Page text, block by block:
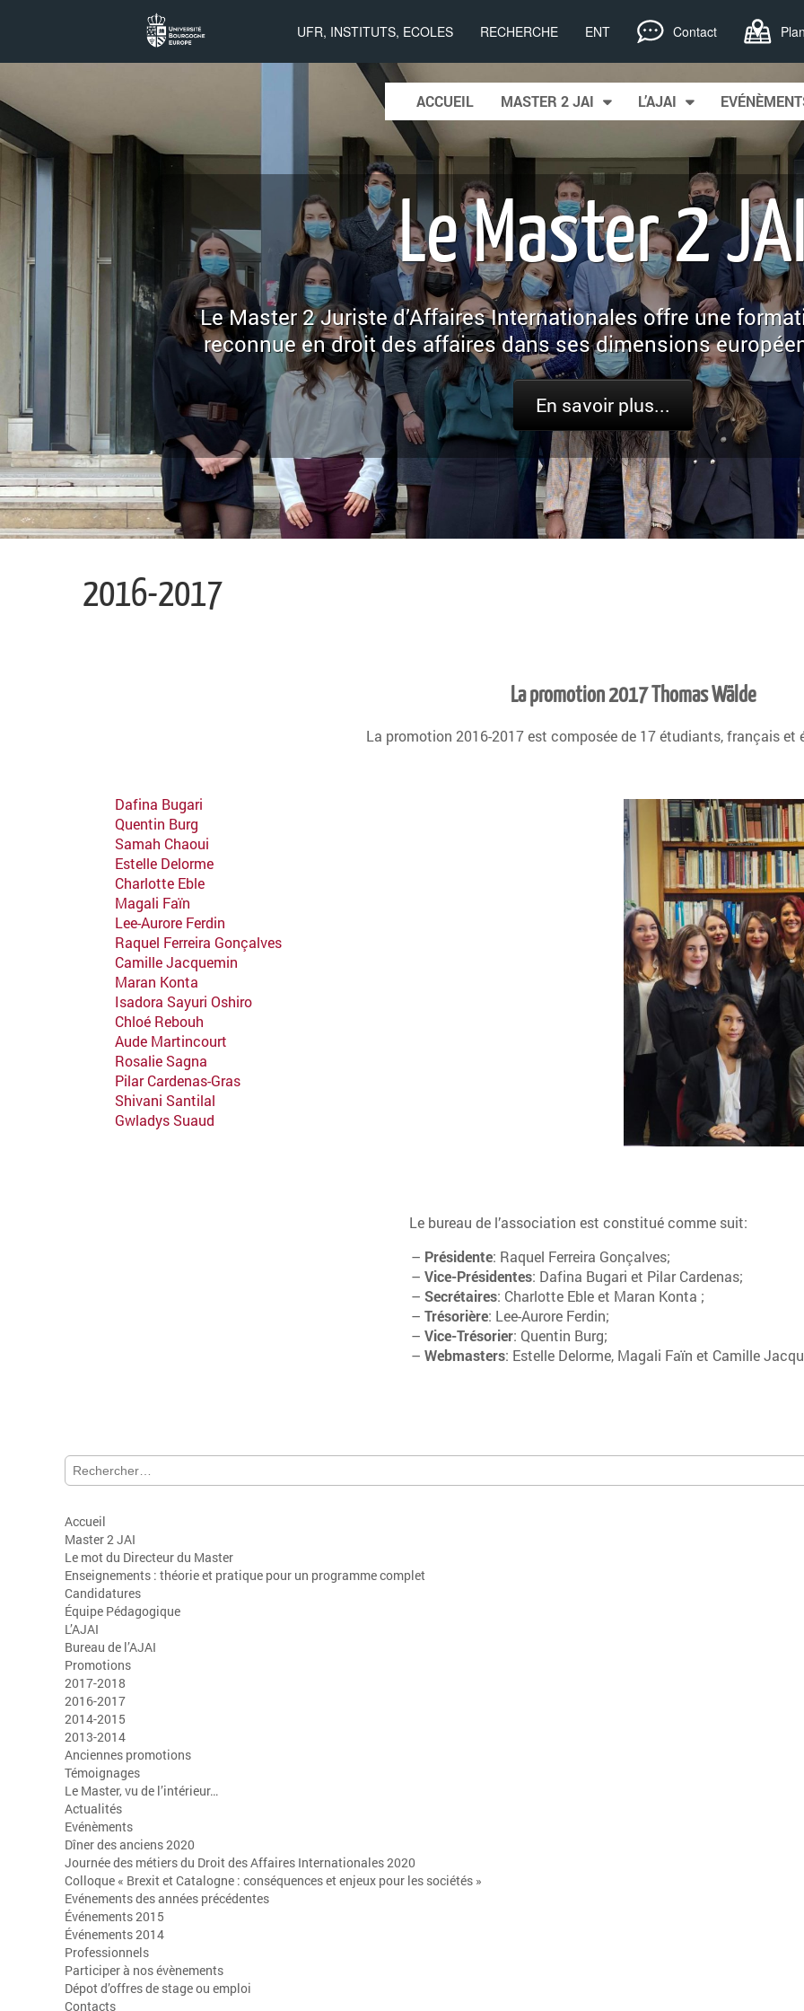
UFR, INSTITUTS, ECOLES RECHERCHE ENT Contact
Association
des juristes
d'affaires
internationales
– uB Dijon
Main menu
Skip to content
ACCUEIL MASTER 2 JAI L’AJAI
Le Master 2 JAI
Le Master 2 Juriste d’Affaires Internationales offre une
reconnue en droit des affaires dans ses dimensions
En savoir plus...
2016-2017
La promotion 2017 Thomas Wälde
La promotion 2016-2017 est composée de 17 étudiants, français et
Dafina Bugari
Quentin Burg
Samah Chaoui
Estelle Delorme
Charlotte Eble
Magali Faïn
Lee-Aurore Ferdin
Raquel Ferreira Gonçalves
Camille Jacquemin
Maran Konta
Isadora Sayuri Oshiro
Chloé Rebouh
Aude Martincourt
Rosalie Sagna
Pilar Cardenas-Gras
Shivani Santilal
Gwladys Suaud
Le bureau de l’association est constitué comme suit:
– Présidente: Raquel Ferreira Gonçalves;
– Vice-Présidentes: Dafina Bugari et Pilar Cardenas;
– Secrétaires: Charlotte Eble et Maran Konta ;
– Trésorière: Lee-Aurore Ferdin;
– Vice-Trésorier: Quentin Burg;
– Webmasters: Estelle Delorme, Magali Faïn et Camille
Rechercher :
Accueil
Master 2 JAI
Le mot du Directeur du Master
Enseignements : théorie et pratique pour un programme complet
Candidatures
Équipe Pédagogique
L’AJAI
Bureau de l’AJAI
Promotions
2017-2018
2016-2017
2014-2015
2013-2014
Anciennes promotions
Témoignages
Le Master, vu de l’intérieur…
Actualités
Evénèments
Dîner des anciens 2020
Journée des métiers du Droit des Affaires Internationales 2020
Colloque « Brexit et Catalogne : conséquences et enjeux pour les sociétés »
Evénements des années précédentes
Événements 2015
Événements 2014
Professionnels
Participer à nos évènements
Dépot d’offres de stage ou emploi
Contacts